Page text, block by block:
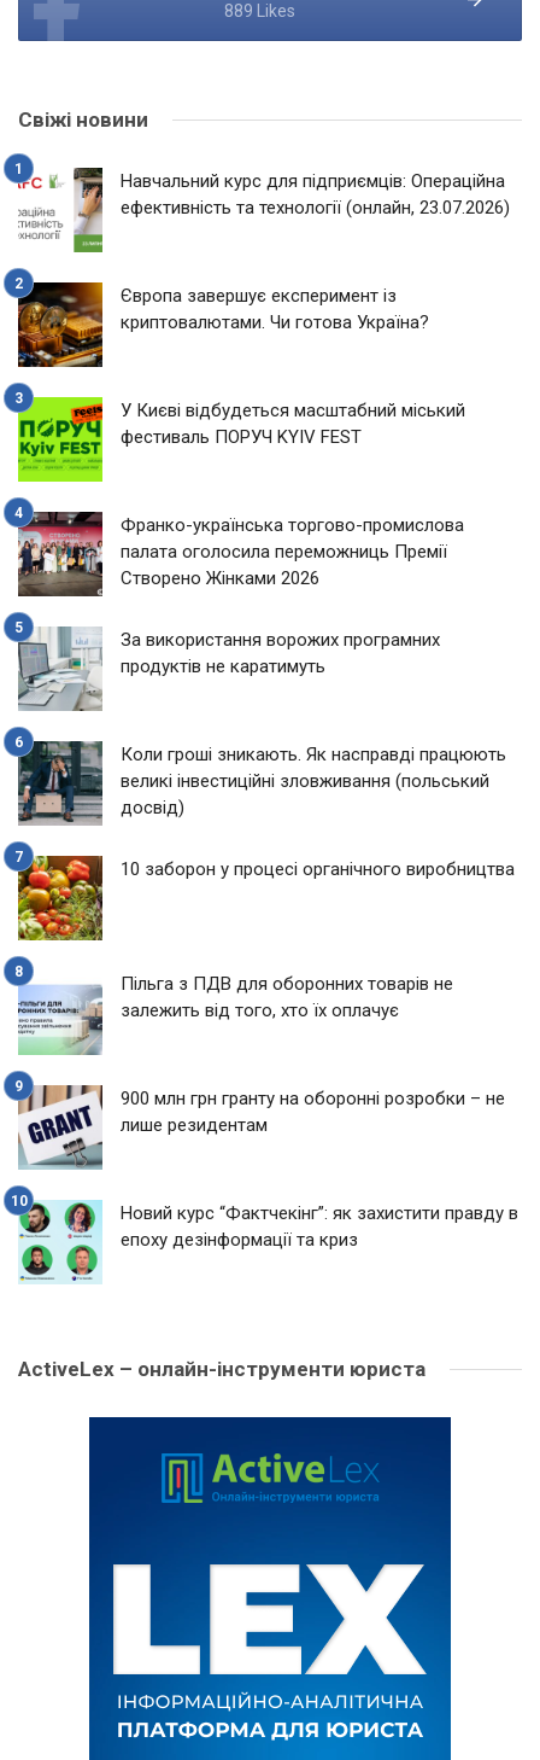
889 Likes
Свіжі новини
Навчальний курс для підприємців: Операційна
ефективність та технології (онлайн, 23.07.2026)
Європа завершує експеримент із
криптовалютами. Чи готова Україна?
У Києві відбудеться масштабний міський
фестиваль ПОРУЧ KYIV FEST
Франко-українська торгово-промислова
палата оголосила переможниць Премії
Створено Жінками 2026
За використання ворожих програмних
продуктів не каратимуть
Коли гроші зникають. Як насправді працюють
великі інвестиційні зловживання (польський
досвід)
10 заборон у процесі органічного виробництва
Пільга з ПДВ для оборонних товарів не
залежить від того, хто їх оплачує
900 млн грн гранту на оборонні розробки – не
лише резидентам
Новий курс “Фактчекінг”: як захистити правду в
епоху дезінформації та криз
ActiveLex – онлайн-інструменти юриста